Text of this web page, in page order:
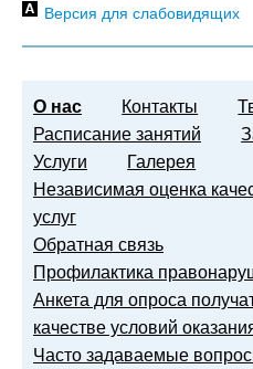
Версия для слабовидящих
О нас Контакты
Расписание занятий
Услуги
Галерея
Независимая оценка
услуг
Обратная связь
Профилактика
Анкета для опроса
качестве условий
Часто задаваемые